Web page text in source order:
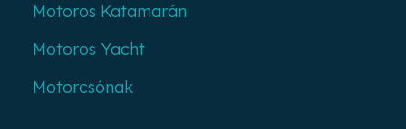
Motoros Katamarán
Motoros Yacht
Motorcsónak